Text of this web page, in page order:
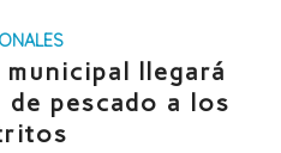
llegará
de pescado a los